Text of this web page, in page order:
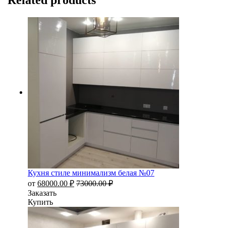
Кухня стиле минимализм белая №07
от 68000.00 ₽ 73000.00₽
Заказать
Купить